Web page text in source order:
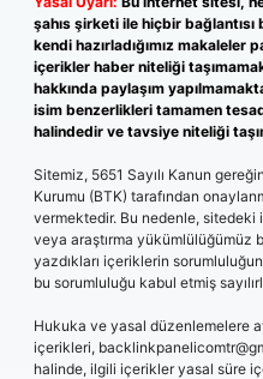
şahıs şirketi ile hiçbir
kendi hazırladığımız makaleler
içerikler haber niteliği
hakkında paylaşım
isim benzerlikleri tamamen
halindedir ve tavsiye niteliği
Sitemiz, 5651 Sayılı Kanun
Kurumu (BTK) tarafından
vermektedir. Bu nedenle,
veya araştırma yükümlülüğümüz
yazdıkları içeriklerin
bu sorumluluğu kabul etmiş
Hukuka ve yasal düzenlemelere
içerikleri,
halinde, ilgili içerikler yasal süre